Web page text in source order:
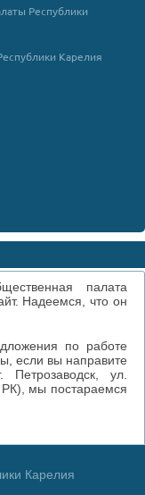
Республики
Карелия
палата
Надеемся, что он
по работе
если вы направите
ул.
мы постараемся
Карелия